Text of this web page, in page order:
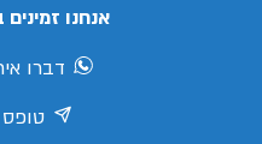
אנחנו
דברו